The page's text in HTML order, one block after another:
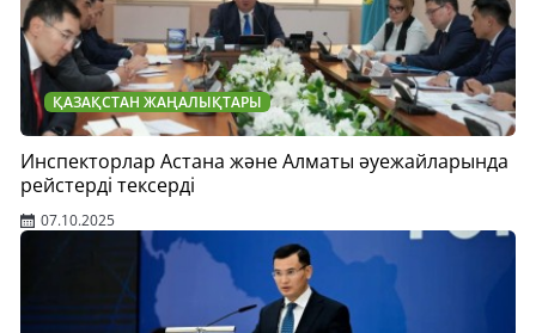
ҚАЗАҚСТАН ЖАҢАЛЫҚТАРЫ
Инспекторлар Астана және Алматы әуежайларында
рейстерді тексерді
07.10.2025